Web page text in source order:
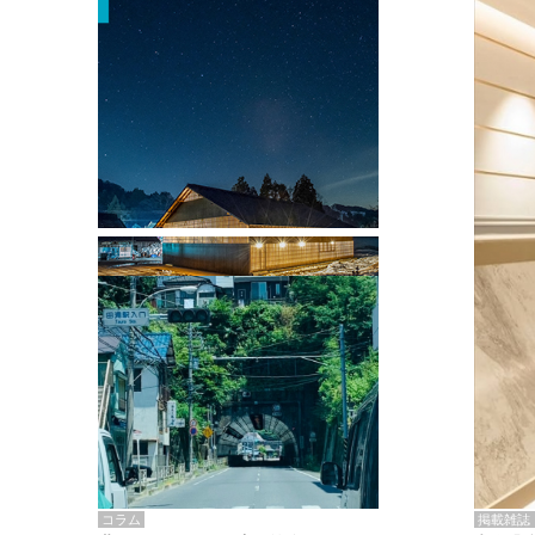
掲載雑誌
掲載雑誌・書籍
『街歩き研修「アールデコとモダニズ
ム、和風バロック」』のレポート記事が
掲載
コラム